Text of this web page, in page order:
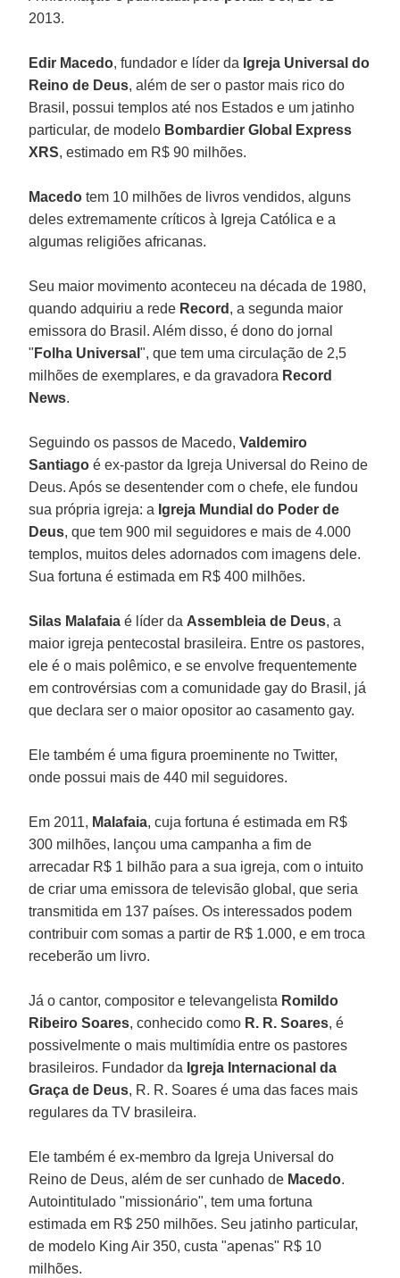
2013.
Edir Macedo, fundador e líder da Igreja Universal do
Reino de Deus, além de ser o pastor mais rico do
Brasil, possui templos até nos Estados e um jatinho
particular, de modelo Bombardier Global Express
XRS, estimado em R$ 90 milhões.
Macedotem 10 milhões de livros vendidos, alguns
deles extremamente críticos à Igreja Católica e a
algumas religiões africanas.
Seu maior movimento aconteceu na década de 1980,
quando adquiriu a rede Record , a segunda maior
emissora do Brasil. Além disso, é dono do jornal
" Folha Universal", que tem uma circulação de 2,5
milhões de exemplares, e da gravadora Record
News.
Seguindo os passos de Macedo,Valdemiro
Santiago é ex-pastor da Igreja Universal do Reino de
Deus. Após se desentender com o chefe, ele fundou
sua própria igreja: a Igreja Mundial do Poder de
Deus, que tem 900 mil seguidores e mais de 4.000
templos, muitos deles adornados com imagens dele.
Sua fortuna é estimada em R$ 400 milhões.
Silas Malafaia é líder da Assembleia de Deus, a
maior igreja pentecostal brasileira. Entre os pastores,
ele é o mais polêmico, e se envolve frequentemente
em controvérsias com a comunidade gay do Brasil, já
que declara ser o maior opositor ao casamento gay.
Ele também é uma figura proeminente no Twitter,
onde possui mais de 440 mil seguidores.
Em 2011, Malafaia, cuja fortuna é estimada em R$
300 milhões, lançou uma campanha a fim de
arrecadar R$ 1 bilhão para a sua igreja, com o intuito
de criar uma emissora de televisão global, que seria
transmitida em 137 países. Os interessados podem
contribuir com somas a partir de R$ 1.000, e em troca
receberão um livro.
Já o cantor, compositor e televangelista Romildo
Ribeiro Soares, conhecido como R. R. Soares, é
possivelmente o mais multimídia entre os pastores
brasileiros. Fundador da Igreja Internacional da
Graça de Deus, R. R. Soares é uma das faces mais
regulares da TV brasileira.
Ele também é ex-membro da Igreja Universal do
Reino de Deus, além de ser cunhado de Macedo.
Autointitulado "missionário", tem uma fortuna
estimada em R$ 250 milhões. Seu jatinho particular,
de modelo King Air 350, custa "apenas" R$ 10
milhões.